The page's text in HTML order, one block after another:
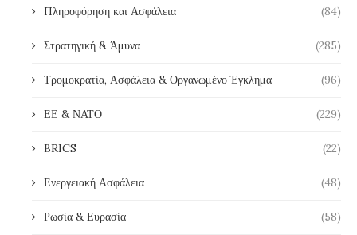
Πληροφόρηση και Ασφάλεια (84)
Στρατηγική & Άμυνα (285)
Τρομοκρατία, Ασφάλεια & Οργανωμένο Έγκλημα (96)
ΕΕ & ΝΑΤΟ (229)
BRICS (22)
Ενεργειακή Ασφάλεια (48)
Ρωσία & Ευρασία (58)